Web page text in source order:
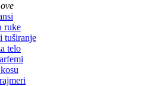
ruke
tuširanje
telo